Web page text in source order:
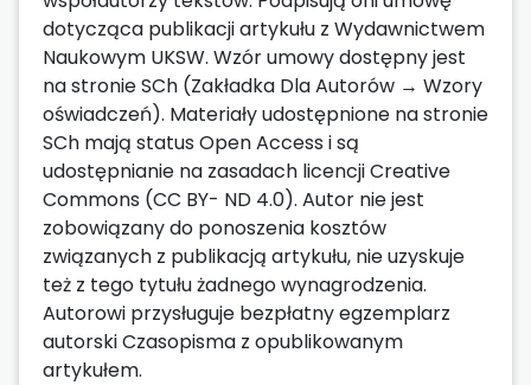
dotycząca publikacji artykułu z Wydawnictwem
Naukowym UKSW. Wzór umowy dostępny jest
na stronie SCh (Zakładka Dla Autorów → Wzory
oświadczeń). Materiały udostępnione na stronie
SCh mają status Open Access i są
udostępnianie na zasadach licencji Creative
Commons (CC BY- ND 4.0). Autor nie jest
zobowiązany do ponoszenia kosztów
związanych z publikacją artykułu, nie uzyskuje
też z tego tytułu żadnego wynagrodzenia.
Autorowi przysługuje bezpłatny egzemplarz
autorski Czasopisma z opublikowanym
artykułem.